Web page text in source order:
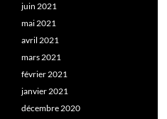
juin 2021
mai 2021
avril 2021
mars 2021
février 2021
janvier 2021
décembre 2020